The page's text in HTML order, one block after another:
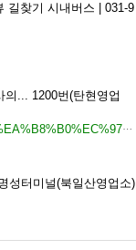
길찾기 시내버스 | 031-9
... 1200번(탄현영업
https://ko.wikipedia.org/wiki/%EB%AA%85%EC%84%B1_(%EB%B2%84%EC%8A%A4_%EA%B8%B0%EC%97%85)
성터미널(북일산영업소)